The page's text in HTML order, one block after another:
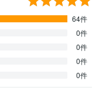
64件
0件
0件
0件
0件